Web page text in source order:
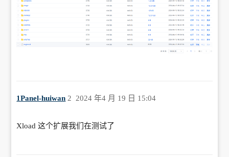
1Panel-huiwan 2024 年4 月 19 日 15:04
2
Xload 这个扩展我们在测试了